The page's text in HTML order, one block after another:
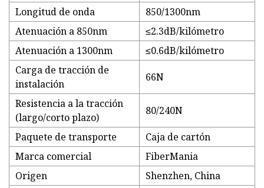
Longitud de onda
850/1300nm
Atenuación a 850nm
≤2.3dB/kilómetro
Atenuación a 1300nm
≤0.6dB/kilómetro
Carga de tracción de
instalación
66N
Resistencia a la tracción
(largo/corto plazo)
80/240N
Paquete de transporte
Caja de cartón
Marca comercial
FiberMania
Origen
Shenzhen, China